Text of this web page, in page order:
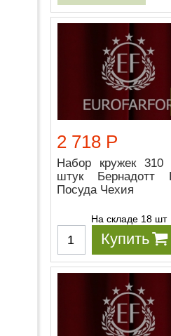
2 718 Р
Набор кружек
штук Бернадотт
Посуда Чехия
На складе 18 шт
Купить